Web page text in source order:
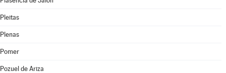
Pleitas
Plenas
Pomer
Pozuel de Ariza